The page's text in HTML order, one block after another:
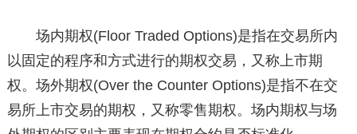
场内期权(Floor Traded Options)是指在交易所内
以固定的程序和方式进行的期权交易，又称上市期
权。场外期权(Over the Counter Options)是指不在交
易所上市交易的期权，又称零售期权。场内期权与场